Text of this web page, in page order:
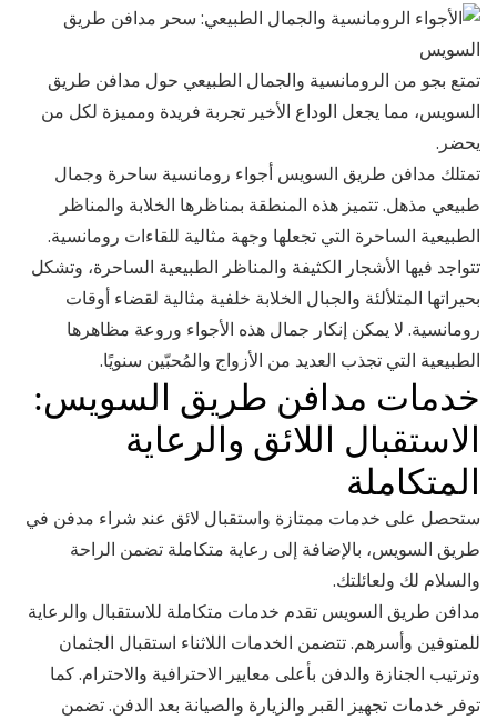
تمتع بجو من الرومانسية والجمال الطبيعي حول مدافن طريق
السويس، مما يجعل الوداع الأخير تجربة فريدة ومميزة لكل من
يحضر.
تمتلك مدافن طريق السويس أجواء رومانسية ساحرة وجمال
طبيعي مذهل. تتميز هذه المنطقة بمناظرها الخلابة والمناظر
الطبيعية الساحرة التي تجعلها وجهة مثالية للقاءات رومانسية.
تتواجد فيها الأشجار الكثيفة والمناظر الطبيعية الساحرة، وتشكل
بحيراتها المتلألئة والجبال الخلابة خلفية مثالية لقضاء أوقات
رومانسية. لا يمكن إنكار جمال هذه الأجواء وروعة مظاهرها
الطبيعية التي تجذب العديد من الأزواج والمُحبّين سنويًا.
خدمات مدافن طريق السويس:
الاستقبال اللائق والرعاية
المتكاملة
ستحصل على خدمات ممتازة واستقبال لائق عند شراء مدفن في
طريق السويس، بالإضافة إلى رعاية متكاملة تضمن الراحة
والسلام لك ولعائلتك.
مدافن طريق السويس تقدم خدمات متكاملة للاستقبال والرعاية
للمتوفين وأسرهم. تتضمن الخدمات اللاثناء استقبال الجثمان
وترتيب الجنازة والدفن بأعلى معايير الاحترافية والاحترام. كما
توفر خدمات تجهيز القبر والزيارة والصيانة بعد الدفن. تضمن